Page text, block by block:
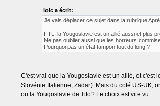
loic a écrit:
Je vais déplacer ce sujet dans la rubrique
FTL, la Yougoslavie est un allié aussi et plus
Ne pas oublier aussi que les horreurs
Pourquoi pas un état tampon tout du long ?
C'est vrai que la Yougoslavie est un allié, et c'est
Slovénie Italienne, Zadar). Mais du coté US-UK,
ou la Yougoslavie de Tito? Le choix est vite vu...